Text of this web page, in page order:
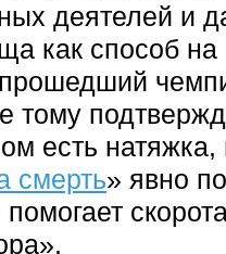
деятелей и
как способ
есть натяжка,
смерть» явно
помогает